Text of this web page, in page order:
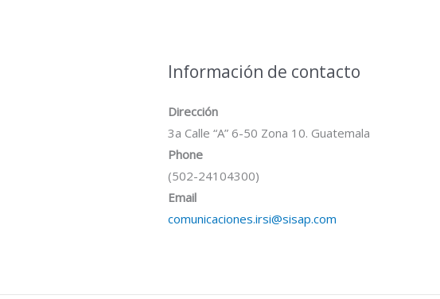
Información de contacto
Dirección
3a Calle “A” 6-50 Zona 10. Guatemala
Phone
(502-24104300)
Email
comunicaciones.irsi@sisap.com